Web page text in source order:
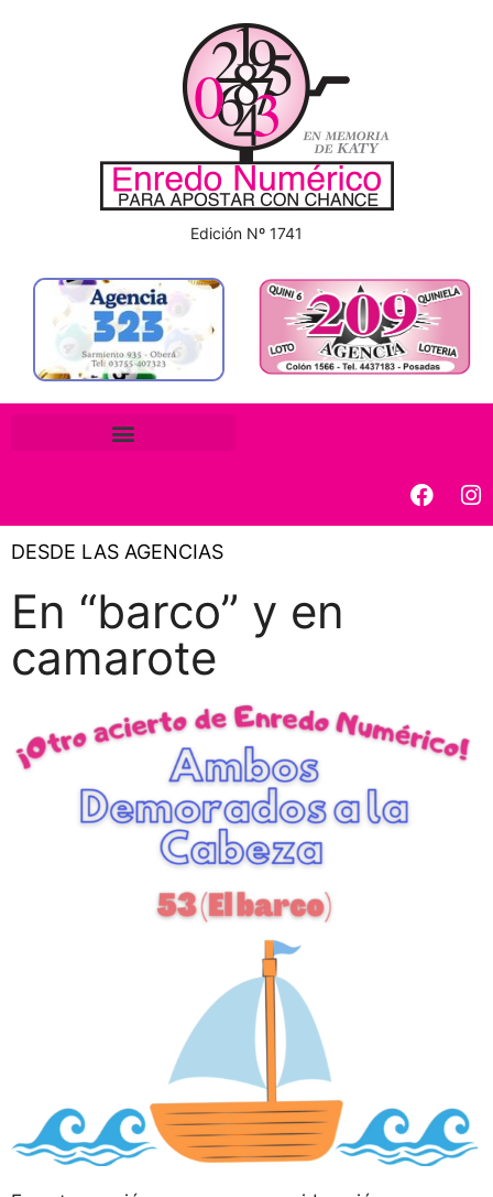
Edición Nº 1741
DESDE LAS AGENCIAS
En “barco” y en
camarote